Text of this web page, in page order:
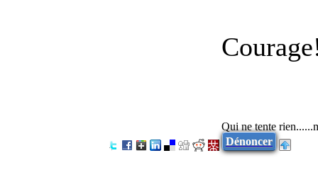
Qui ne tente
Dénoncer